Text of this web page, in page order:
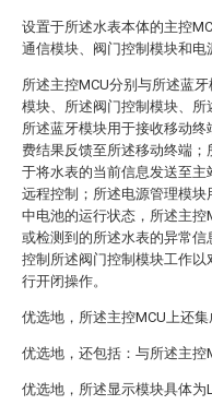
设置于所述水表本体的主控
通信模块、阀门控制模块和电
所述主控MCU分别与所述蓝
模块、所述阀门控制模块、所
所述蓝牙模块用于接收移动
费结果反馈至所述移动终端；
于将水表的当前信息发送至
远程控制；所述电源管理模
中电池的运行状态，所述主
或检测到的所述水表的异常信
控制所述阀门控制模块工作
行开闭操作。
优选地，所述主控MCU上还集
优选地，还包括：与所述主控
优选地，所述显示模块具体为